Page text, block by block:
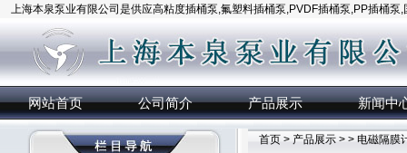
上海本泉泵业有限公司是供应高粘度插桶泵,氟塑料插桶泵,PVDF插桶泵,PP插桶泵
网站首页 公司简介 产品展示 新闻中
首页 > 产品展示 > > 电磁隔膜